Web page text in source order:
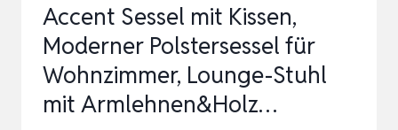
Accent Sessel mit Kissen,
Moderner Polstersessel für
Wohnzimmer, Lounge-Stuhl
mit Armlehnen&Holz…